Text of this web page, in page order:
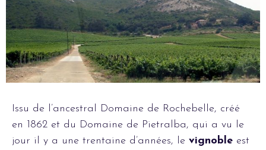
Issu de l’ancestral Domaine de Rochebelle, créé
en 1862 et du Domaine de Pietralba, qui a vu le
jour il y a une trentaine d’années, le vignoble est